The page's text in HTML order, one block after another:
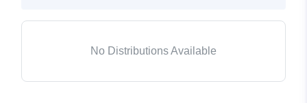
No Distributions Available